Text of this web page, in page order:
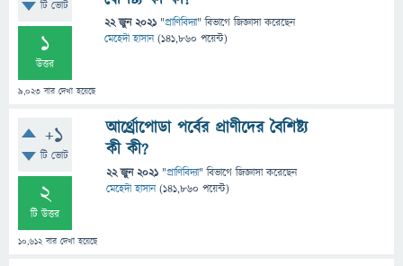
টি ভোট
1
উত্তর
9,023 বার দেখা হয়েছে
22 জুন 2021 "প্রাণিবিদ্যা" বিভাগে জিজ্ঞাসাকরেছেন
মেহেদী হাসান (141,860 পয়েন্ট)
+1
টি ভোট
2
টি উত্তর
10,612বার দেখা হয়েছে
আর্থ্রোপোডা পর্বের প্রাণীদের বৈশিষ্ট্য
কী কী?
22 জুন 2021 "প্রাণিবিদ্যা" বিভাগে জিজ্ঞাসাকরেছেন
মেহেদী হাসান (141,860 পয়েন্ট)